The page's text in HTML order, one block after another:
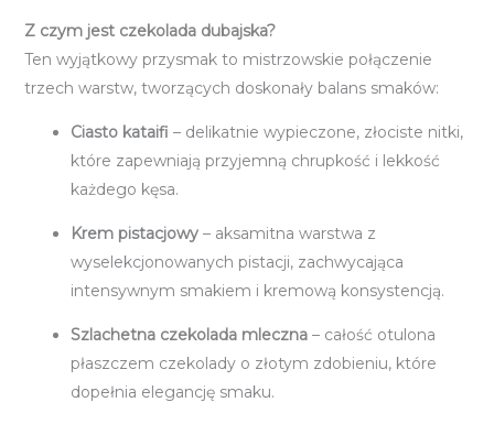
Z czym jest czekolada dubajska?
Ten wyjątkowy przysmak to mistrzowskie połączenie
trzech warstw, tworzących doskonały balans smaków:
Ciasto kataifi – delikatnie wypieczone, złociste nitki,
które zapewniają przyjemną chrupkość i lekkość
każdego kęsa.
Krem pistacjowy– aksamitna warstwa z
wyselekcjonowanych pistacji, zachwycająca
intensywnym smakiem i kremową konsystencją.
Szlachetna czekolada mleczna– całość otulona
płaszczem czekolady o złotym zdobieniu, które
dopełnia elegancję smaku.